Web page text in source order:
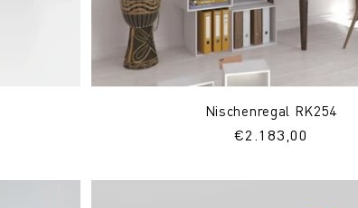
Nischenregal RK254
Normaler
€2.183,00